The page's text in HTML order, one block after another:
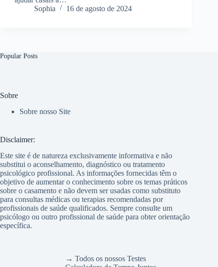
Sophia
16 de agosto de 2024
Popular Posts
Sobre
Sobre nosso Site
Disclaimer:
Este site é de natureza exclusivamente informativa e não
substitui o aconselhamento, diagnóstico ou tratamento
psicológico profissional. As informações fornecidas têm o
objetivo de aumentar o conhecimento sobre os temas práticos
sobre o casamento e não devem ser usadas como substituto
para consultas médicas ou terapias recomendadas por
profissionais de saúde qualificados. Sempre consulte um
psicólogo ou outro profissional de saúde para obter orientação
específica.
→ Todos os nossos Testes